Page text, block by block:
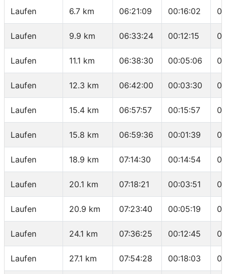
Laufen 6.7 km 06:21:09 00:16:02
Laufen 9.9 km 06:33:24 00:12:15
Laufen 11.1 km 06:38:30 00:05:06
Laufen 12.3 km 06:42:00 00:03:30
Laufen 15.4 km 06:57:57 00:15:57
Laufen 15.8 km 06:59:36 00:01:39
Laufen 18.9 km 07:14:30 00:14:54
Laufen 20.1 km 07:18:21 00:03:51
Laufen 20.9 km 07:23:40 00:05:19
Laufen 24.1 km 07:36:25 00:12:45
Laufen 27.1 km 07:54:28 00:18:03